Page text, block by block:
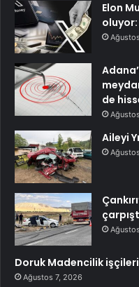
Elon
oluyor:
de
Aileyi
Doruk Madencilik
Ağustos 7, 2026